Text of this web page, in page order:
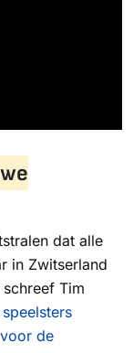
dat alle
in Zwitserland
Tim
speelsters
de